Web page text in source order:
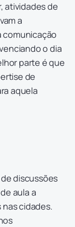
atividades de
a
comunicação
o dia
parte é que
de
aquela
discussões
aula a
cidades.